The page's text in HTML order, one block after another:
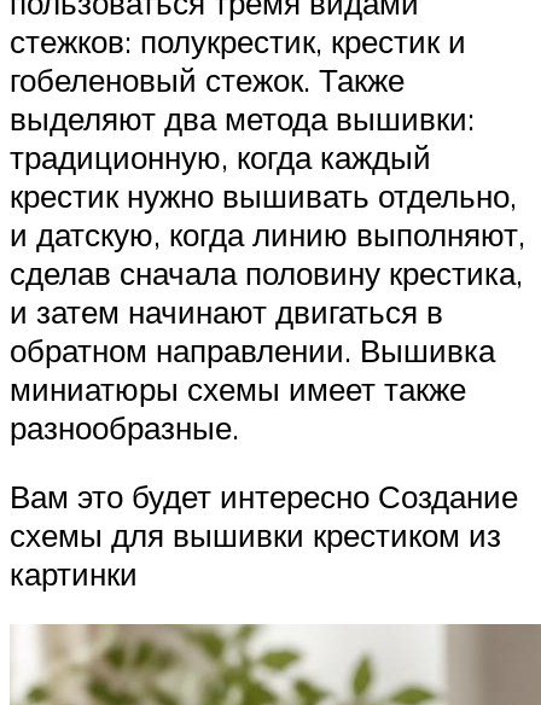
стежков: полукрестик, крестик и
гобеленовый стежок. Также
выделяют два метода вышивки:
традиционную, когда каждый
крестик нужно вышивать отдельно,
и датскую, когда линию выполняют,
сделав сначала половину крестика,
и затем начинают двигаться в
обратном направлении. Вышивка
миниатюры схемы имеет также
разнообразные.
Вам это будет интересно Создание
схемы для вышивки крестиком из
картинки